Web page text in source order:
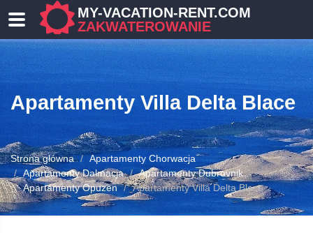
MY-VACATION-RENT.COM
ZAKWATEROWANIE
Apartamenty Villa Delta Blace
Strona główna
Apartamenty Chorwacja
Apartamenty Dalmacja
Apartamenty Dubrovnik
Apartamenty Opuzen
Apartamenty Villa Delta Blace